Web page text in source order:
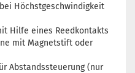
Höchstgeschwindigkeit
Hilfe eines Reedkontakts
mit Magnetstift oder
Abstandssteuerung (nur